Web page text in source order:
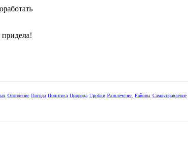
Отопление Погода Политика Природа Пробки Развлечения Районы Самоуправление